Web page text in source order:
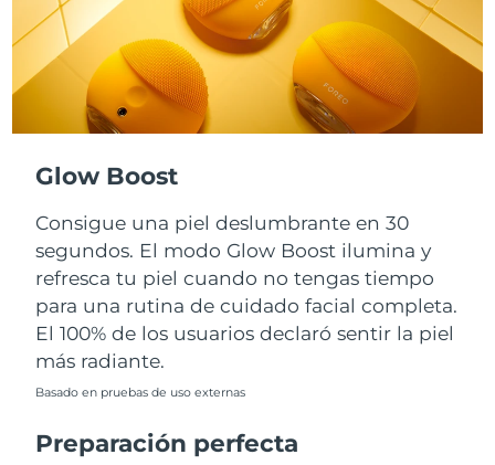
Glow Boost
Consigue una piel deslumbrante en 30
segundos. El modo Glow Boost ilumina y
refresca tu piel cuando no tengas tiempo
para una rutina de cuidado facial completa.
El 100% de los usuarios declaró sentir la piel
más radiante.
Basado en pruebas de uso externas
Preparación perfecta
Taiwán Entrega prevista 15/08/2026
Tailandia Entrega prevista14/08/2026
Turquía Entrega prevista11/08/2026
Emiratos Árabes
Reino Unido Entrega prevista10/08/2026
Estados Unidos Entrega prevista11/08/2026
Uzbekistán